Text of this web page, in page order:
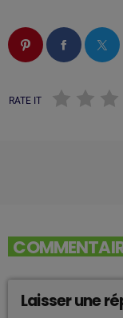
RATE IT
Laisser une